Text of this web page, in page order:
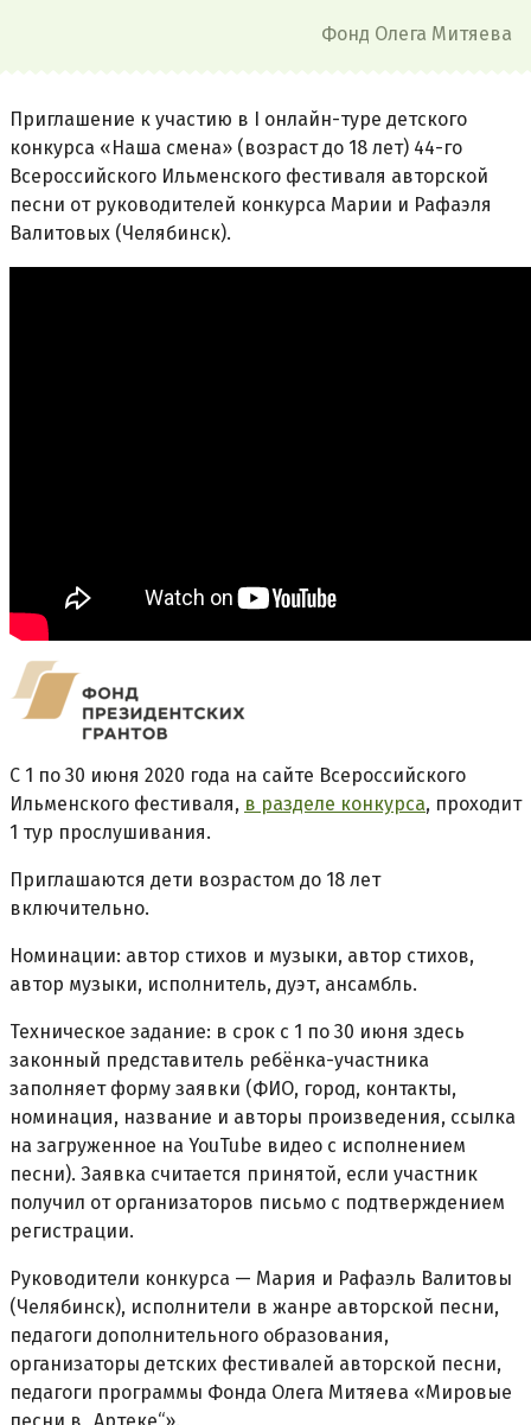
Фонд Олега Митяева
Приглашение к участию в I онлайн-туре детского
конкурса «Наша смена» (возраст до 18 лет) 44-го
Всероссийского Ильменского фестиваля авторской
песни от руководителей конкурса Марии и Рафаэля
Валитовых (Челябинск).
С 1 по 30 июня 2020 года на сайте Всероссийского
Ильменского фестиваля, в разделе конкурса, проходит
1 тур прослушивания.
Приглашаются дети возрастом до 18 лет
включительно.
Номинации: автор стихов и музыки, автор стихов,
автор музыки, исполнитель, дуэт, ансамбль.
Техническое задание: в срок с 1 по 30 июня здесь
законный представитель ребёнка-участника
заполняет форму заявки (ФИО, город, контакты,
номинация, название и авторы произведения, ссылка
на загруженное на YouTube видео с исполнением
песни). Заявка считается принятой, если участник
получил от организаторов письмо с подтверждением
регистрации.
Руководители конкурса — Мария и Рафаэль Валитовы
(Челябинск), исполнители в жанре авторской песни,
педагоги дополнительного образования,
организаторы детских фестивалей авторской песни,
педагоги программы Фонда Олега Митяева «Мировые